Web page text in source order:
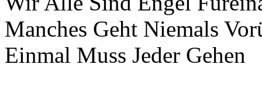
Manches Geht Niemals
Einmal Muss Jeder Gehen